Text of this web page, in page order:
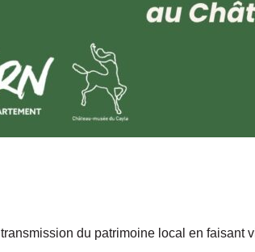
du patrimoine local en faisant